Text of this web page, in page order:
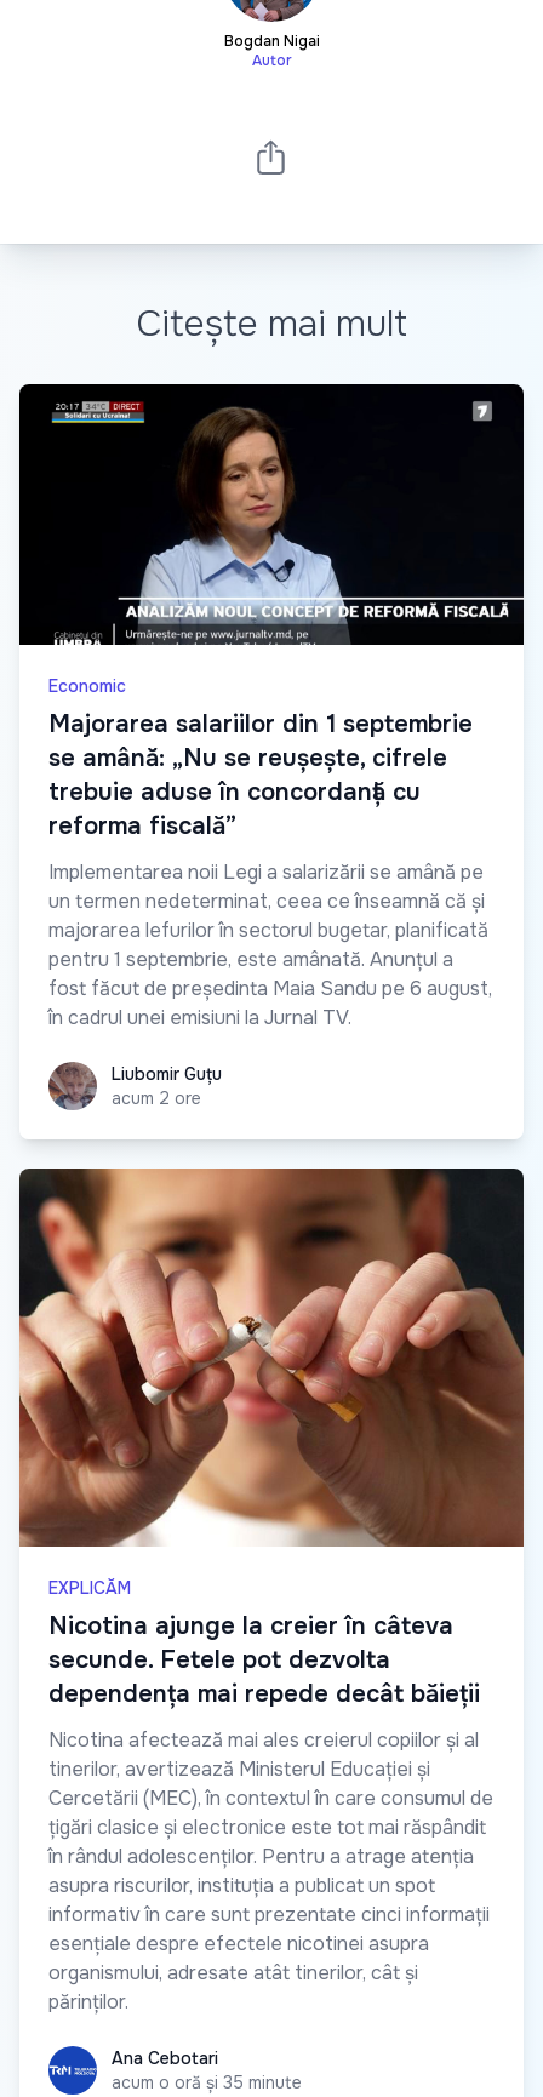
Bogdan Nigai
Autor
Citește mai mult
Economic
Majorarea salariilor din 1 septembrie
se amână: „Nu se reușește, cifrele
trebuie aduse în concordanță cu
reforma fiscală”
Implementarea noii Legi a salarizării se amână pe
un termen nedeterminat, ceea ce înseamnă că și
majorarea lefurilor în sectorul bugetar, planificată
pentru 1 septembrie, este amânată. Anunțul a
fost făcut de președinta Maia Sandu pe 6 august,
în cadrul unei emisiuni la Jurnal TV.
Liubomir Guțu
Liubomir Guțu
acum 2 ore
EXPLICĂM
Nicotina ajunge la creier în câteva
secunde. Fetele pot dezvolta
dependența mai repede decât băieții
Nicotina afectează mai ales creierul copiilor și al
tinerilor, avertizează Ministerul Educației și
Cercetării (MEC), în contextul în care consumul de
țigări clasice și electronice este tot mai răspândit
în rândul adolescenților. Pentru a atrage atenția
asupra riscurilor, instituția a publicat un spot
informativ în care sunt prezentate cinci informații
esențiale despre efectele nicotinei asupra
organismului, adresate atât tinerilor, cât și
părinților.
Ana CebotariAna Cebotari
acum o oră și 35 minute